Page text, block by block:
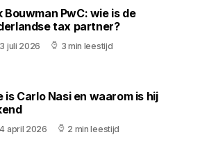
Bouwman PwC: wie is de
tax partner?
juli 2026 3 min leestijd
is Carlo Nasi en waarom is hij
april 2026 2 min leestijd